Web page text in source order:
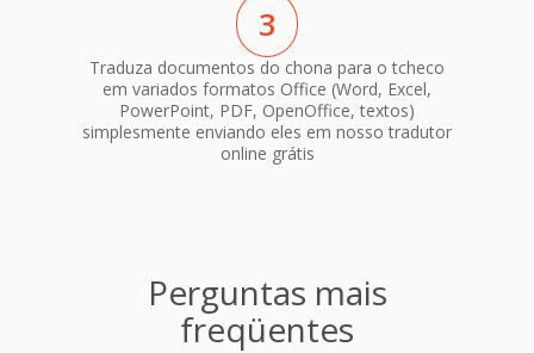
3
Traduza documentos do chona para o tcheco
em variados formatos Office (Word, Excel,
PowerPoint, PDF, OpenOffice, textos)
simplesmente enviando eles em nosso tradutor
online grátis
Perguntas mais
freqüentes